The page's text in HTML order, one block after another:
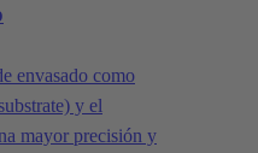
envasado como
y el
mayor precisión y